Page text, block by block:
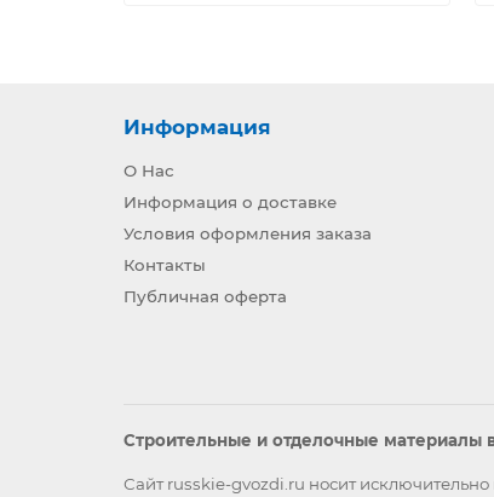
Информация
О Нас
Информация о доставке
Условия оформления заказа
Контакты
Публичная оферта
Строительные и отделочные материалы
Сайт russkie-gvozdi.ru носит